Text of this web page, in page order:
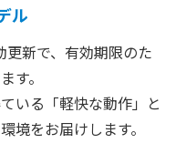
ル
更新で、有効期限のた
す。
いる「軽快な動作」と
境をお届けします。